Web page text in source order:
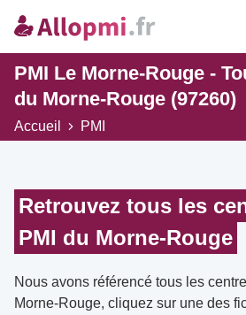
PMI Le Morne-Rouge -
du Morne-Rouge (97260)
Accueil PMI
Retrouvez tous les
PMI du Morne-Rouge
Nous avons référencé tous les
Morne-Rouge, cliquez sur une des